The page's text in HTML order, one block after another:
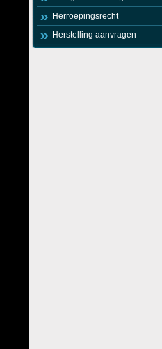
Herroepingsrecht
Herstelling aanvragen